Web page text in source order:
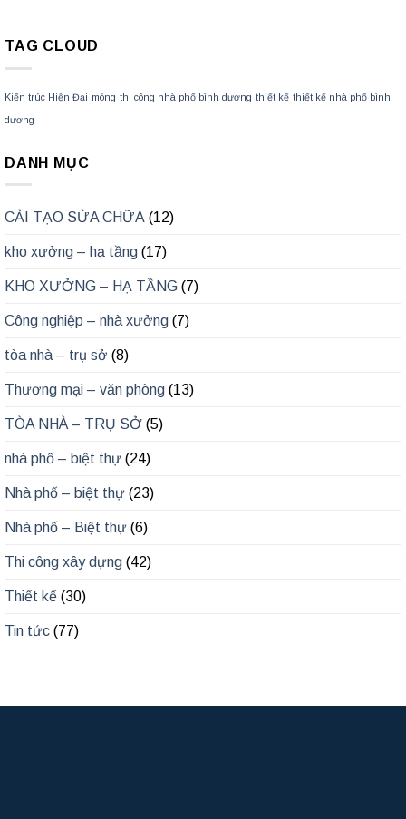
TAG CLOUD
Kiến trúc Hiện Đại móng thi công nhà phố bình dương thiết kế thiết kế nhà phố bình
dương
DANH MỤC
CẢI TẠO SỬA CHỮA (12)
kho xưởng – hạ tầng (17)
KHO XƯỞNG – HẠ TẦNG (7)
Công nghiệp – nhà xưởng (7)
tòa nhà – trụ sở (8)
Thương mại – văn phòng (13)
TÒA NHÀ – TRỤ SỞ (5)
nhà phố – biệt thự (24)
Nhà phố – biệt thự (23)
Nhà phố – Biệt thự (6)
Thi công xây dựng (42)
Thiết kế (30)
Tin tức (77)